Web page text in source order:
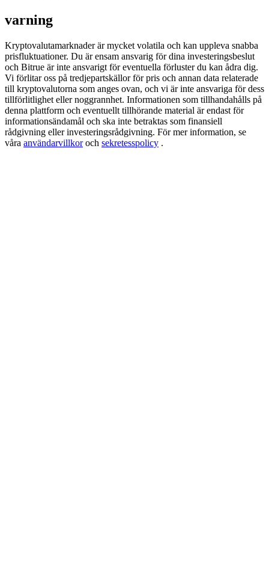
Exclusive for BitMart Users
Register & Trade to Win 500,000 USDT
Precious Metals Trading Carnival
varning
Kryptovalutamarknader är mycket volatila och kan uppleva snabba
prisfluktuationer. Du är ensam ansvarig för dina investeringsbeslut
och Bitrue är inte ansvarigt för eventuella förluster du kan ådra dig.
Vi förlitar oss på tredjepartskällor för pris och annan data relaterade
till kryptovalutorna som anges ovan, och vi är inte ansvariga för dess
tillförlitlighet eller noggrannhet. Informationen som tillhandahålls på
denna plattform och eventuellt tillhörande material är endast för
informationsändamål och ska inte betraktas som finansiell
rådgivning eller investeringsrådgivning. För mer information, se
våra användarvillkoroch sekretesspolicy .